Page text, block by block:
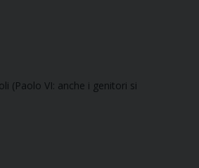
(Paolo VI: anche i genitori si